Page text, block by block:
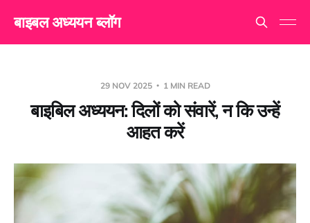
बाइबल अध्ययन ब्लॉग
29 NOV 2025 1 MIN READ
बाइबिल अध्ययन: दिलों को संवारें, न कि उन्हें
आहत करें